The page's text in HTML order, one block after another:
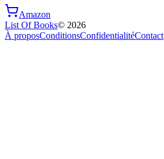
Amazon
List Of Books© 2026
À proposConditionsConfidentialitéContact